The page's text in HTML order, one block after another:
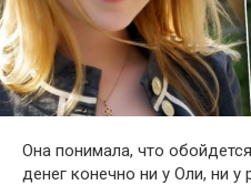
Она понимала, что
денег конечно ни у Оли, ни